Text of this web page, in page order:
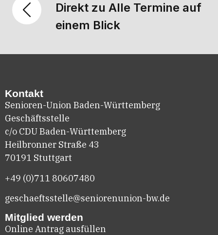
Direkt zu Alle Termine auf
einem Blick
Kontakt
Senioren-Union Baden-Württemberg
Geschäftsstelle
c/o CDU Baden-Württemberg
Heilbronner Straße 43
70191 Stuttgart
+49 (0)711 80607480
geschaeftsstelle@seniorenunion-bw.de
Mitglied werden
Online Antrag ausfüllen